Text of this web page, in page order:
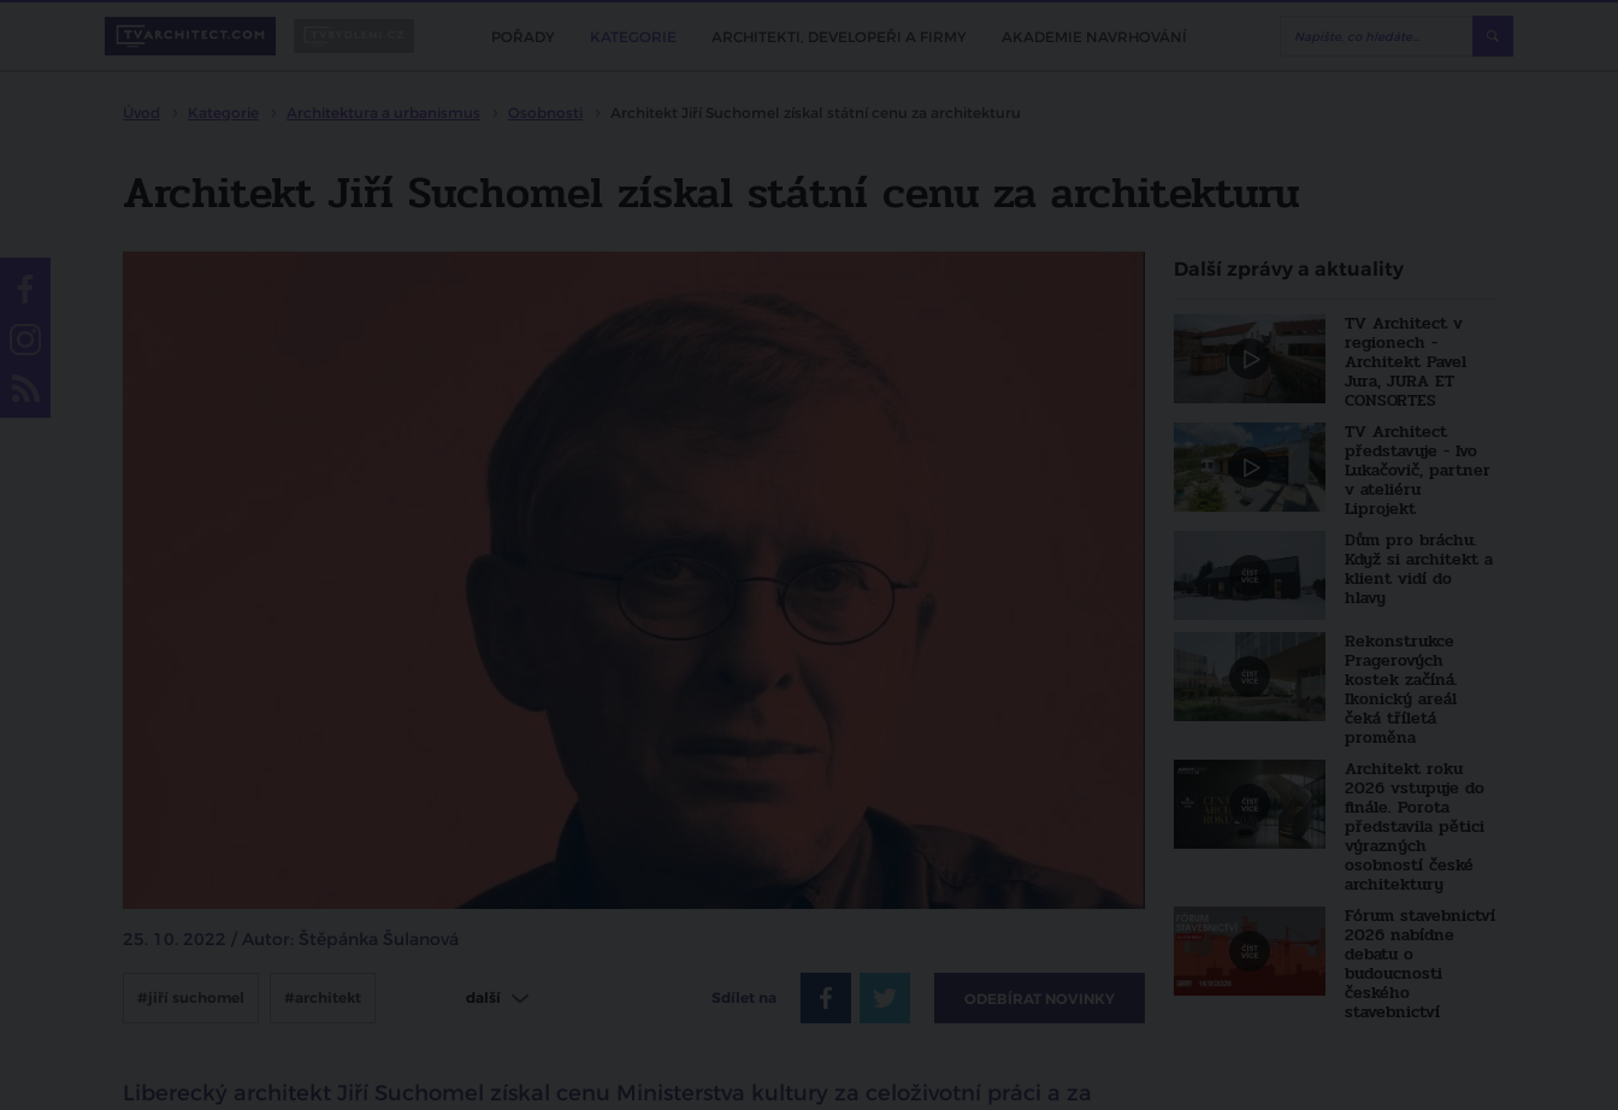
POŘADY ARCHITEKTI, DEVELOPEŘI A FIRMY AKADEMIE NAVRHOVÁNÍ
Architekt Jiří Suchomel získal státní cenu za architekturu
Architekt Jiří Suchomel získal státní cenu za architekturu
25. 10. 2022 / Autor: Štěpánka Šulanová
#jiří suchomel #architekt další Sdílet na ODEBÍRAT NOVINKY
Liberecký architekt Jiří Suchomel získal cenu Ministerstva kultury za celoživotní práci a za
Další zprávy a aktuality
TV Architect v
regionech -
Architekt Pavel
Jura, JURA ET
CONSORTES
TV Architect
představuje - Ivo
Lukačovič, partner
v ateliéru
Liprojekt
Dům pro bráchu.
Když si architekt a
klient vidí do
hlavy
Rekonstrukce
Pragerových
kostek začíná.
Ikonický areál
čeká tříletá
proměna
Architekt roku
2026 vstupuje do
finále. Porota
představila pětici
výrazných
osobností české
architektury
Fórum stavebnictví
2026 nabídne
debatu o
budoucnosti
českého
stavebnictví